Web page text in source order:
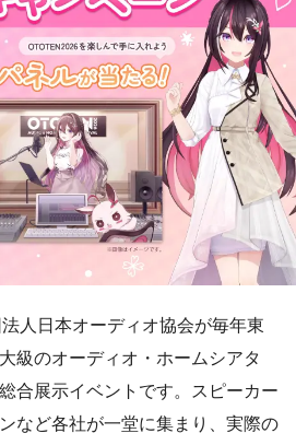
人日本オーディオ協会が毎年東
級のオーディオ・ホームシアタ
合展示イベントです。スピーカー
など各社が一堂に集まり、実際の